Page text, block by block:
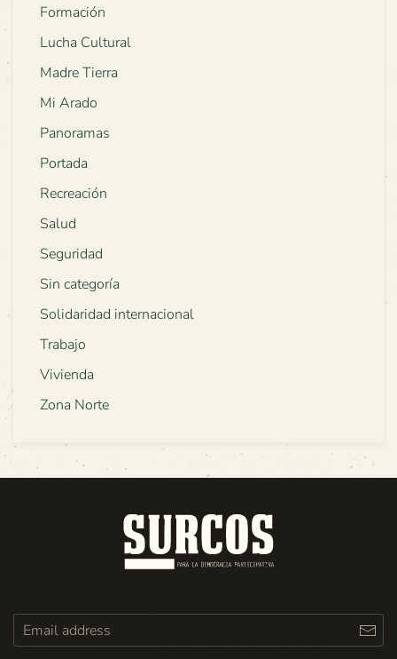
Formación
Lucha Cultural
Madre Tierra
Mi Arado
Panoramas
Portada
Recreación
Salud
Seguridad
Sin categoría
Solidaridad internacional
Trabajo
Vivienda
Zona Norte